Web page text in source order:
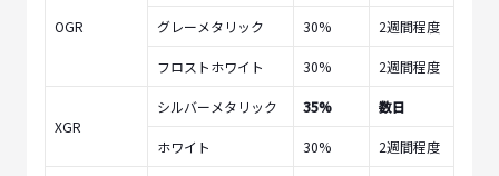
OGR グレーメタリック 30% 2週間程度
フロストホワイト 30% 2週間程度
XGR
シルバーメタリック 35% 数日
ホワイト 30% 2週間程度